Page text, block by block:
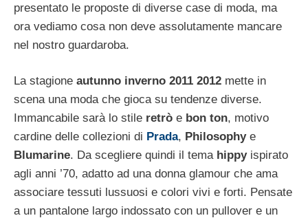
presentato le proposte di diverse case di moda, ma
ora vediamo cosa non deve assolutamente mancare
nel nostro guardaroba.
La stagione autunno inverno 2011 2012 mette in
scena una moda che gioca su tendenze diverse.
Immancabile sarà lo stile retrò e bon ton, motivo
cardine delle collezioni di Prada, Philosophye
Blumarine. Da scegliere quindi il tema hippyispirato
agli anni ’70, adatto ad una donna glamour che ama
associare tessuti lussuosi e colori vivi e forti. Pensate
a un pantalone largo indossato con un pullover e un